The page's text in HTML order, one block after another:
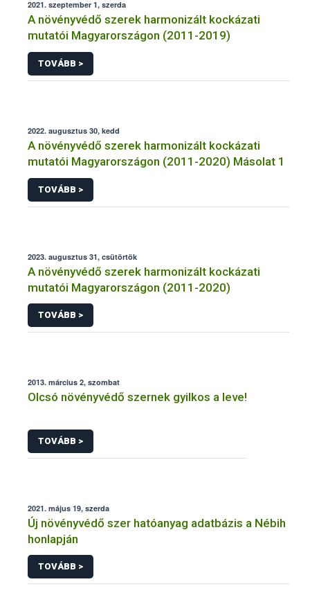
2021. szeptember 1, szerda
A növényvédő szerek harmonizált kockázati
mutatói Magyarországon (2011-2019)
TOVÁBB >
2022. augusztus 30, kedd
A növényvédő szerek harmonizált kockázati
mutatói Magyarországon (2011-2020) Másolat 1
TOVÁBB >
2023. augusztus 31, csütörtök
A növényvédő szerek harmonizált kockázati
mutatói Magyarországon (2011-2020)
TOVÁBB >
2013. március 2, szombat
Olcsó növényvédő szernek gyilkos a leve!
TOVÁBB >
2021. május 19, szerda
Új növényvédő szer hatóanyag adatbázis a Nébih
honlapján
TOVÁBB >